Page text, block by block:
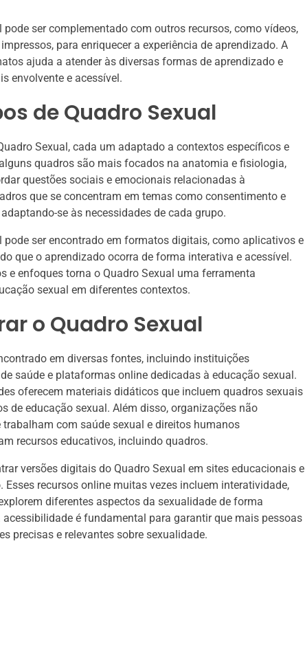
pode ser complementado com outros recursos, como vídeos,
para enriquecer a experiência de aprendizado. A
ajuda a atender às diversas formas de aprendizado e
envolvente e acessível.
de Quadro Sexual
Sexual, cada um adaptado a contextos específicos e
quadros são mais focados na anatomia e fisiologia,
questões sociais e emocionais relacionadas à
que se concentram em temas como consentimento e
se às necessidades de cada grupo.
pode ser encontrado em formatos digitais, como aplicativos e
que o aprendizado ocorra de forma interativa e acessível.
e enfoques torna o Quadro Sexual uma ferramenta
sexual em diferentes contextos.
o Quadro Sexual
em diversas fontes, incluindo instituições
saúde e plataformas online dedicadas à educação sexual.
oferecem materiais didáticos que incluem quadros sexuais
de educação sexual. Além disso, organizações não
trabalham com saúde sexual e direitos humanos
recursos educativos, incluindo quadros.
versões digitais do Quadro Sexual em sites educacionais e
recursos online muitas vezes incluem interatividade,
diferentes aspectos da sexualidade de forma
é fundamental para garantir que mais pessoas
precisas e relevantes sobre sexualidade.